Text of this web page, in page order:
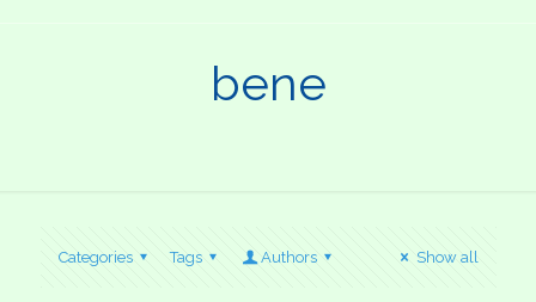
bene
Categories Tags Authors Show all